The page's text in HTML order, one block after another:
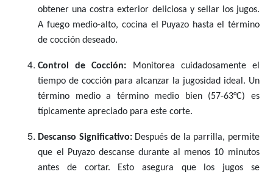
obtener una costra exterior deliciosa y sellar los jugos.
A fuego medio-alto, cocina el Puyazo hasta el término
de cocción deseado.
Control de Cocción: Monitorea cuidadosamente el
tiempo de cocción para alcanzar la jugosidad ideal. Un
término medio a término medio bien (57-63°C) es
típicamente apreciado para este corte.
Descanso Significativo:Después de la parrilla, permite
que el Puyazo descanse durante al menos 10 minutos
antes de cortar. Esto asegura que los jugos se